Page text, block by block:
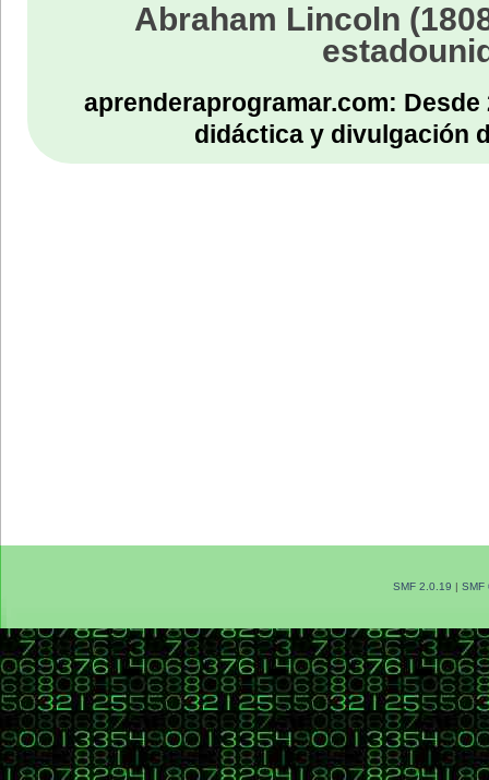
Abraham Lincoln
aprenderaprogramar.com:
didáctica y divulgación
SMF 2.0.19 SMF